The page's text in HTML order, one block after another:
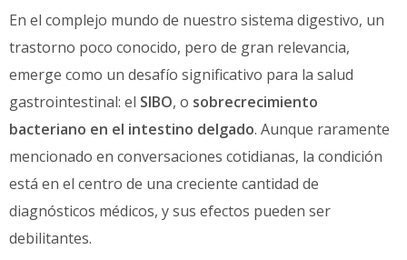
En el complejo mundo de nuestro sistema digestivo, un
trastorno poco conocido, pero de gran relevancia,
emerge como un desafío significativo para la salud
gastrointestinal: el SIBO, o sobrecrecimiento
bacteriano en el intestino delgado. Aunque raramente
mencionado en conversaciones cotidianas, la condición
está en el centro de una creciente cantidad de
diagnósticos médicos, y sus efectos pueden ser
debilitantes.